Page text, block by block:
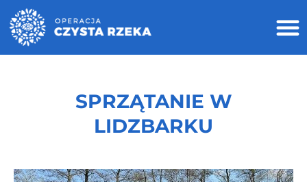
SPRZĄTANIE W
LIDZBARKU